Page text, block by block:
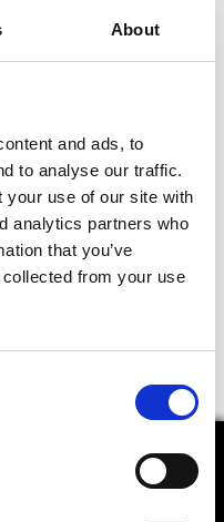
About
and ads, to
to analyse our traffic.
your use of our site with
analytics partners who
that you’ve
from your use